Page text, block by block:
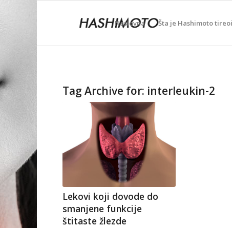
Naslovna Šta je Hashimoto
Tag Archive for: interleukin-2
Lekovi koji dovode do
smanjene funkcije
štitaste žlezde